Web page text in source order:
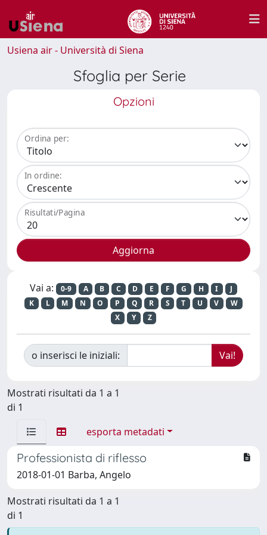
Usiena air - Università di Siena
Sfoglia per Serie
Opzioni
Ordina per:
In ordine:
Risultati/Pagina
Vai a: 0-9 A B C D E F G H I
J
K
L M N O P Q R S T U V
W
X
Y Z
o inserisci le iniziali:
Mostrati risultati da 1 a 1
di 1
esporta metadati
Professionista di riflesso
2018-01-01 Barba, Angelo
Mostrati risultati da 1 a 1
di 1